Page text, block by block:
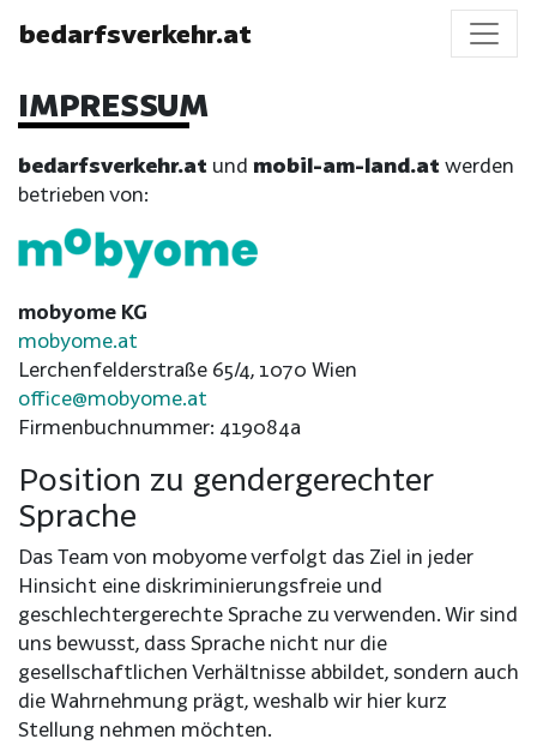
bedarfsverkehr.at
IMPRESSUM
bedarfsverkehr.at und mobil-am-land.at werden
betrieben von:
mobyome KG
mobyome.at
Lerchenfelderstraße 65/4, 1070 Wien
office@mobyome.at
Firmenbuchnummer: 419084a
Position zu gendergerechter
Sprache
Das Team von mobyome verfolgt das Ziel in jeder
Hinsicht eine diskriminierungsfreie und
geschlechtergerechte Sprache zu verwenden. Wir sind
uns bewusst, dass Sprache nicht nur die
gesellschaftlichen Verhältnisse abbildet, sondern auch
die Wahrnehmung prägt, weshalb wir hier kurz
Stellung nehmen möchten.